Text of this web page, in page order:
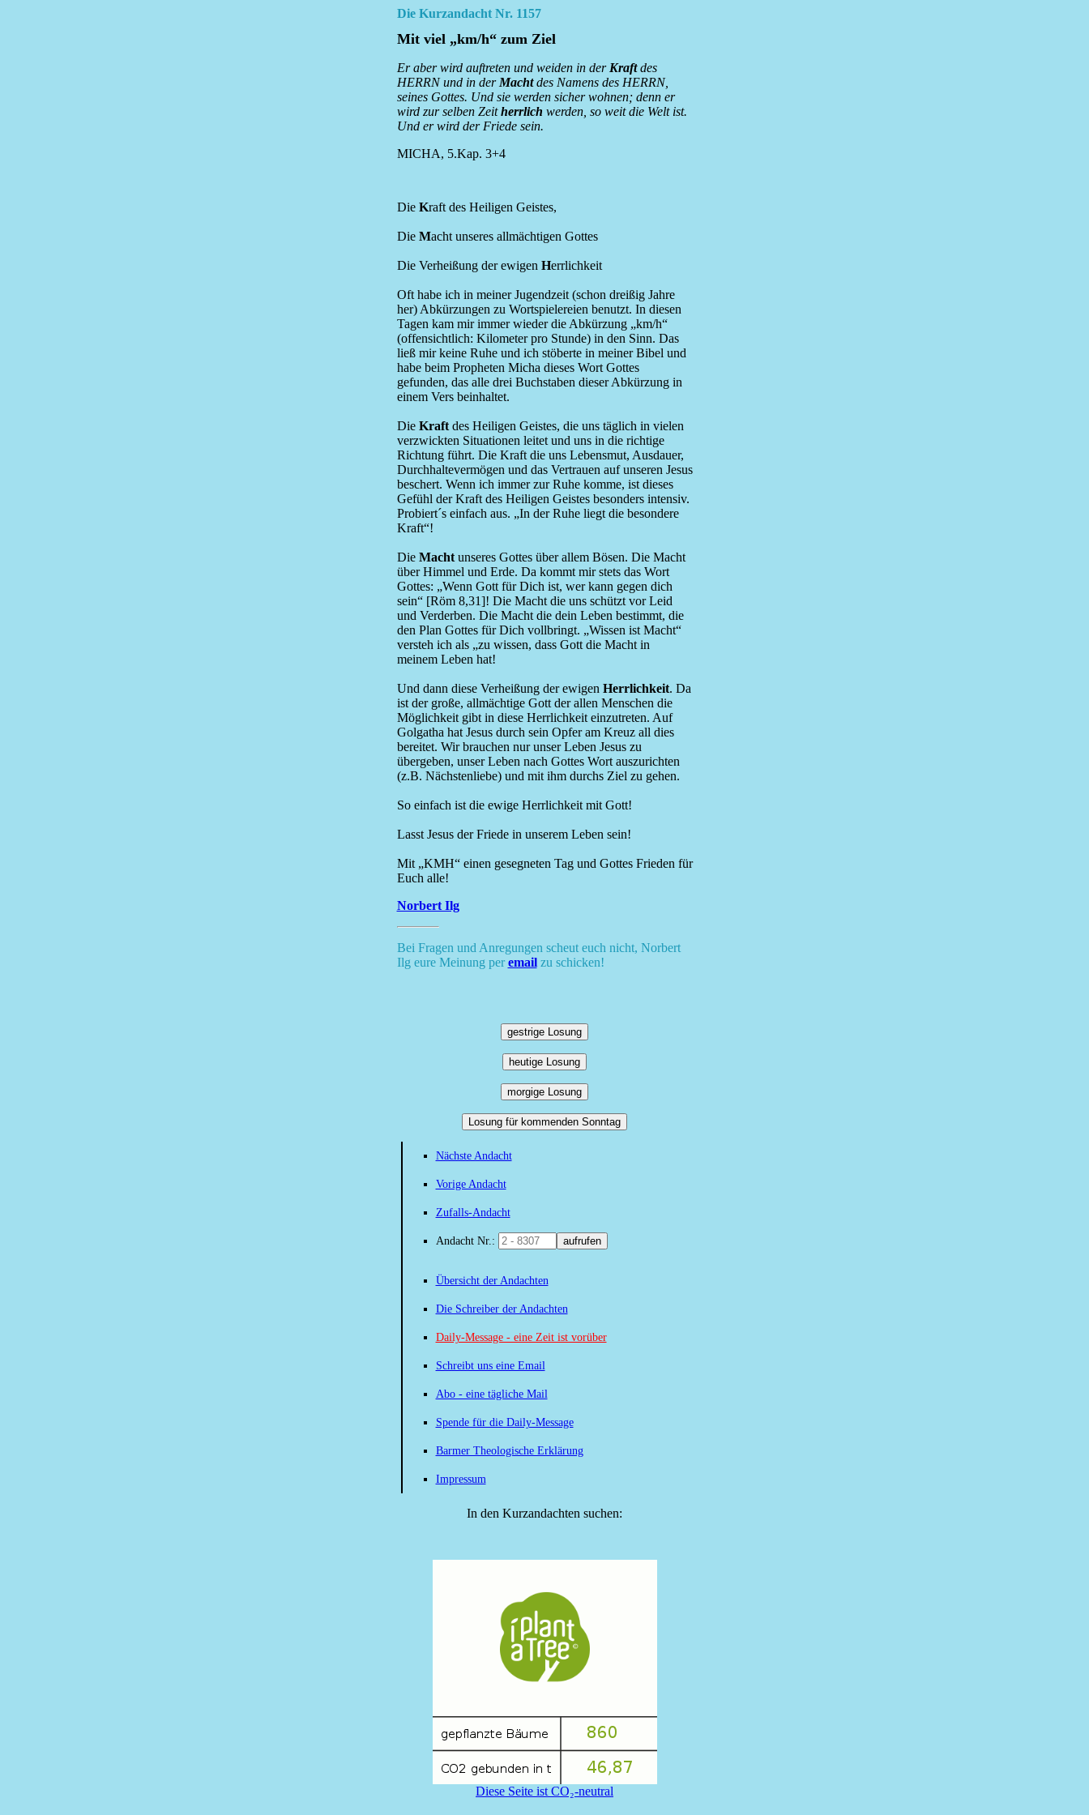
Die Kurzandacht Nr. 1157
Mit viel „km/h“ zum Ziel
Er aber wird auftreten und weiden in der Kraftdes
HERRN und in der Machtdes Namens des HERRN,
seines Gottes. Und sie werden sicher wohnen; denn er
wird zur selben Zeitherrlich werden, so weit die Welt ist.
Und er wird der Friede sein.
MICHA, 5.Kap. 3+4
Die Kraft des Heiligen Geistes,
Die Macht unseres allmächtigen Gottes
Die Verheißung der ewigen Herrlichkeit
Oft habe ich in meiner Jugendzeit (schon dreißig Jahre
her) Abkürzungen zu Wortspielereien benutzt. In diesen
Tagen kam mir immer wieder die Abkürzung „km/h“
(offensichtlich: Kilometer pro Stunde) in den Sinn. Das
ließ mir keine Ruhe und ich stöberte in meiner Bibel und
habe beim Propheten Micha dieses Wort Gottes
gefunden, das alle drei Buchstaben dieser Abkürzung in
einem Vers beinhaltet.
Die Kraftdes Heiligen Geistes, die uns täglich in vielen
verzwickten Situationen leitet und uns in die richtige
Richtung führt. Die Kraft die uns Lebensmut, Ausdauer,
Durchhaltevermögen und das Vertrauen auf unseren Jesus
beschert. Wenn ich immer zur Ruhe komme, ist dieses
Gefühl der Kraft des Heiligen Geistes besonders intensiv.
Probiert´s einfach aus. „In der Ruhe liegt die besondere
Kraft“!
Die Machtunseres Gottes über allem Bösen. Die Macht
über Himmel und Erde. Da kommt mir stets das Wort
Gottes: „Wenn Gott für Dich ist, wer kann gegen dich
sein“ [Röm 8,31]! Die Macht die uns schützt vor Leid
und Verderben. Die Macht die dein Leben bestimmt, die
den Plan Gottes für Dich vollbringt. „Wissen ist Macht“
versteh ich als „zu wissen, dass Gott die Macht in
meinem Leben hat!
Und dann diese Verheißung der ewigen Herrlichkeit. Da
ist der große, allmächtige Gott der allen Menschen die
Möglichkeit gibt in diese Herrlichkeit einzutreten. Auf
Golgatha hat Jesus durch sein Opfer am Kreuz all dies
bereitet. Wir brauchen nur unser Leben Jesus zu
übergeben, unser Leben nach Gottes Wort auszurichten
(z.B. Nächstenliebe) und mit ihm durchs Ziel zu gehen.
So einfach ist die ewige Herrlichkeit mit Gott!
Lasst Jesus der Friede in unserem Leben sein!
Mit „KMH“ einen gesegneten Tag und Gottes Frieden für
Euch alle!
Norbert Ilg
Bei Fragen und Anregungen scheut euch nicht, Norbert
Ilg eure Meinung peremailzu schicken!
gestrige Losung
heutige Losung
morgige Losung
Losung für kommenden Sonntag
Nächste Andacht
Vorige Andacht
Zufalls-Andacht
Andacht Nr.: aufrufen
Übersicht der Andachten
Die Schreiber der Andachten
Daily-Message - eine Zeit ist vorüber
Schreibt uns eine Email
Abo - eine tägliche Mail
Spende für die Daily-Message
Barmer Theologische Erklärung
Impressum
In den Kurzandachten suchen:
Diese Seite ist CO₂-neutral